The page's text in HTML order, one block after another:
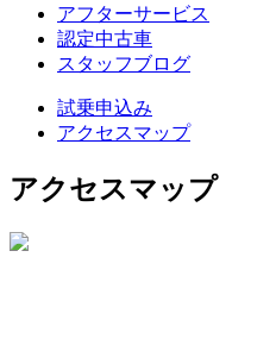
アフターサービス
認定中古車
スタッフブログ
試乗申込み
アクセスマップ
アクセスマップ